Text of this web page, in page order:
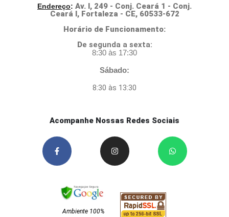
Endereço: Av. I, 249 - Conj. Ceará 1 - Conj.
Ceará I, Fortaleza - CE, 60533-672
Horário de Funcionamento:
De segunda a sexta:
8:30 às 17:30
Sábado:
8:30 às 13:30
Acompanhe Nossas Redes Sociais
Ambiente 100%